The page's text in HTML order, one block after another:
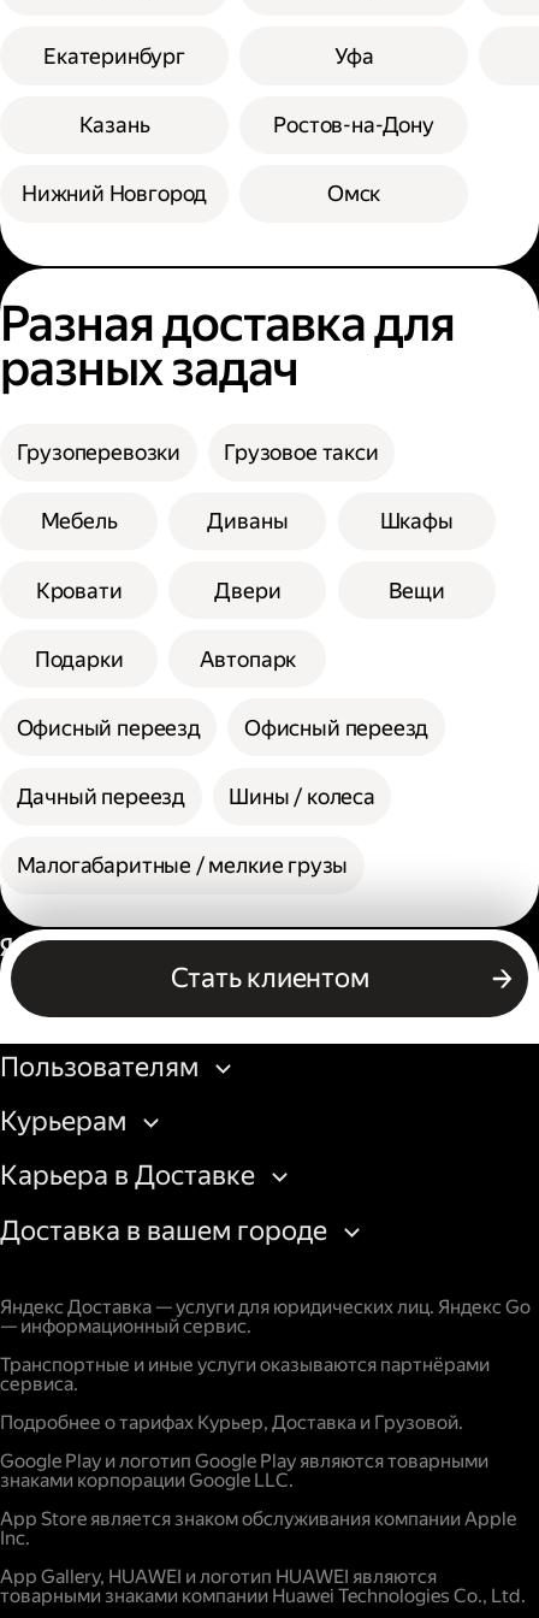
Екатеринбург
Казань
Нижний Новгород
Уфа
Ростов-на-Дону
Омск
Разная доставка для
разных задач
Грузоперевозки Грузовое такси
Мебель Диваны Шкафы
Кровати Двери Вещи
Подарки Автопарк
Офисный переезд Офисный переезд
Дачный переезд Шины / колеса
Малогабаритные / мелкие грузы
Стать клиентом
Россия
Бизнесу
Пользователям
Курьерам
Карьера в Доставке
Доставка в вашем городе
Яндекс Доставка — услуги для юридических лиц. Яндекс Go
— информационный сервис.
Транспортные и иные услуги оказываются партнёрами
сервиса.
Подробнее о тарифах Курьер, Доставка и Грузовой.
Google Play и логотип Google Play являются товарными
знаками корпорации Google LLC.
App Store является знаком обслуживания компании Apple
Inc.
App Gallery, HUAWEI и логотип HUAWEI являются
товарными знаками компании Huawei Technologies Co., Ltd.